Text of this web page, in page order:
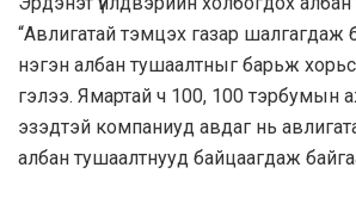
“Авлигатай тэмцэх газар шалгагдаж
нэгэн албан тушаалтныг барьж
гэлээ. Ямартай ч 100, 100 тэрбумын
эзэдтэй компаниуд авдаг нь
албан тушаалтнууд байцаагдаж